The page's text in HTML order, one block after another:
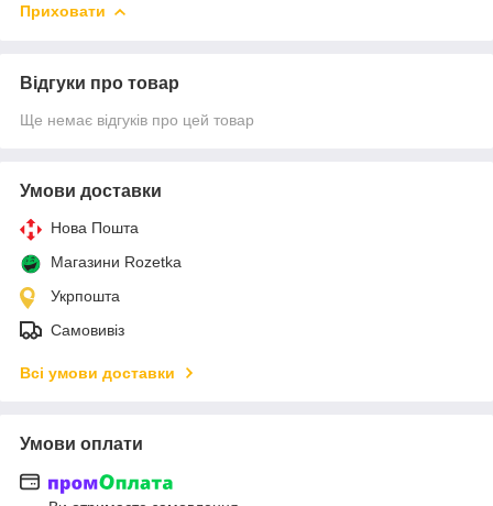
Приховати
Відгуки про товар
Ще немає відгуків про цей товар
Умови доставки
Нова Пошта
Магазини Rozetka
Укрпошта
Самовивіз
Всі умови доставки
Умови оплати